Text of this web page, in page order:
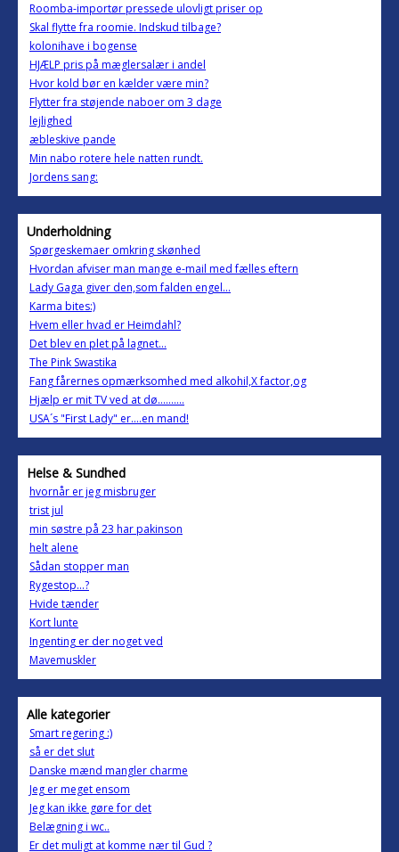
Roomba-importør pressede ulovligt priser op
Skal flytte fra roomie. Indskud tilbage?
kolonihave i bogense
HJÆLP pris på mæglersalær i andel
Hvor kold bør en kælder være min?
Flytter fra støjende naboer om 3 dage
lejlighed
æbleskive pande
Min nabo rotere hele natten rundt.
Jordens sang:
Underholdning
Spørgeskemaer omkring skønhed
Hvordan afviser man mange e-mail med fælles eftern
Lady Gaga giver den,som falden engel...
Karma bites:)
Hvem eller hvad er Heimdahl?
Det blev en plet på lagnet...
The Pink Swastika
Fang fårernes opmærksomhed med alkohil,X factor,og
Hjælp er mit TV ved at dø..........
USA´s "First Lady" er....en mand!
Helse & Sundhed
hvornår er jeg misbruger
trist jul
min søstre på 23 har pakinson
helt alene
Sådan stopper man
Rygestop...?
Hvide tænder
Kort lunte
Ingenting er der noget ved
Mavemuskler
Alle kategorier
Smart regering :)
så er det slut
Danske mænd mangler charme
Jeg er meget ensom
Jeg kan ikke gøre for det
Belægning i wc..
Er det muligt at komme nær til Gud ?